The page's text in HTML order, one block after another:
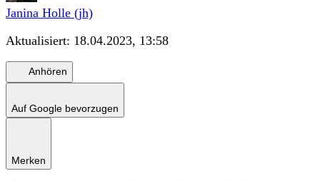
Janina Holle (jh)
Aktualisiert: 18.04.2023, 13:58
Anhören
Auf Google bevorzugen
Merken